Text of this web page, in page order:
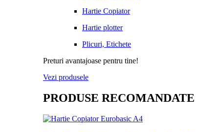
Hartie Copiator
Hartie plotter
Plicuri, Etichete
Preturi avantajoase pentru tine!
Vezi produsele
PRODUSE RECOMANDATE